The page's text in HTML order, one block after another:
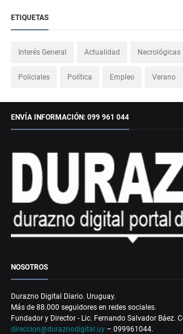
ETIQUETAS
Interés General Actualidad Necrológicas
Policiales Política Empleo Verano
ENVÍA INFORMACIÓN: 099 961 044
NOSOTROS
Durazno Digital Diario. Uruguay.
Más de 88.000 seguidores en redes sociales.
Fundador y Director - Lic. Fernando Salvador Báez.
direccion@duraznodigital.uy – 099961044.